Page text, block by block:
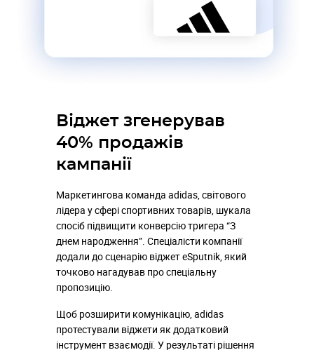
Віджет згенерував
40% продажів
кампанії
Маркетингова команда adidas, світового
лідера у сфері спортивних товарів, шукала
спосіб підвищити конверсію тригера “З
днем народження”. Спеціалісти компанії
додали до сценарію віджет eSputnik, який
точково нагадував про спеціальну
пропозицію.
Щоб розширити комунікацію, adidas
протестували віджети як додатковий
інструмент взаємодії. У результаті рішення